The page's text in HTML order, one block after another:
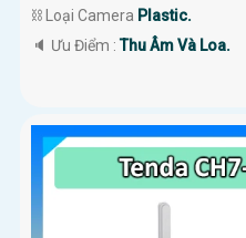
⛓ Loại Camera Plastic.
️🔈 Ưu Điểm :Thu Âm Và Loa.